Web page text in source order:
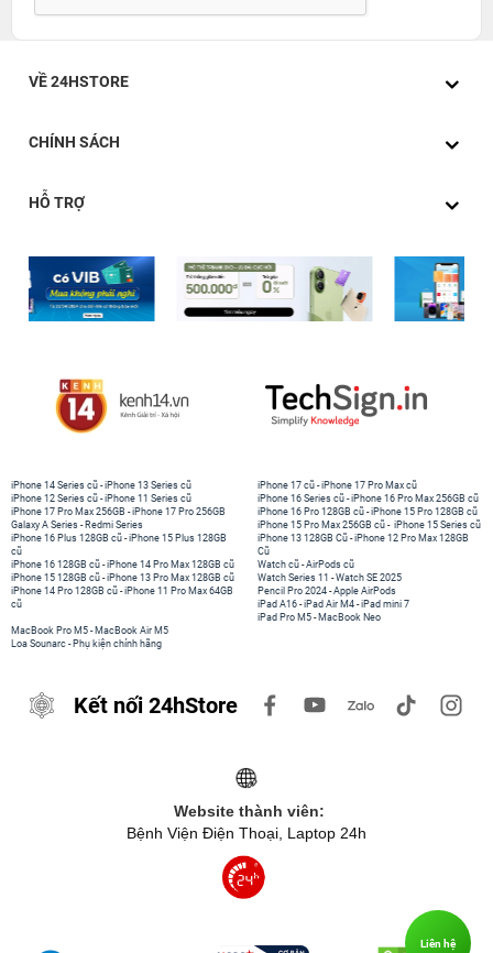
VỀ 24HSTORE
CHÍNH SÁCH
HỖ TRỢ
iPhone 14 Series cũ -iPhone 13 Series cũ
iPhone 12 Series cũ -iPhone 11 Series cũ
iPhone 17 Pro Max 256GB -iPhone 17 Pro 256GB
Galaxy A Series - Redmi Series
iPhone 17 cũ -iPhone 17 Pro Max cũ
iPhone 16 Series cũ - iPhone 16 Pro Max 256GB cũ
iPhone 16 Pro 128GB cũ -iPhone 15 Pro 128GB cũ
iPhone 15 Pro Max 256GB cũ - iPhone 15 Series cũ
iPhone 16 Plus 128GB cũ -iPhone 15 Plus 128GB
cũ
iPhone 16 128GB cũ -iPhone 14 Pro Max 128GB cũ
iPhone 15 128GB cũ -iPhone 13 Pro Max 128GB cũ
iPhone 14 Pro 128GB cũ -iPhone 11 Pro Max 64GB
cũ
iPhone 13 128GB Cũ -iPhone 12 Pro Max 128GB
Cũ
Watch cũ -AirPods cũ
Watch Series 11 -Watch SE 2025
Pencil Pro 2024 -Apple AirPods
iPad A16 -iPad Air M4 -iPad mini 7
iPad Pro M5 - MacBook Neo
MacBook Pro M5 - MacBook Air M5
Loa Sounarc - Phụ kiện chính hãng
Kết nối 24hStore
Website thành viên:
Bệnh Viện Điện Thoại, Laptop 24h
Liên hệ